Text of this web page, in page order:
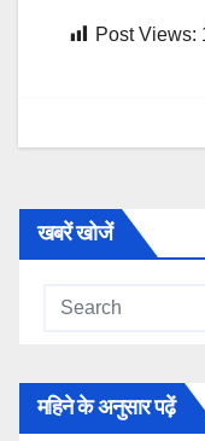
Post Views:
खबरें खोजें
महिने के अनुसार पढ़ें